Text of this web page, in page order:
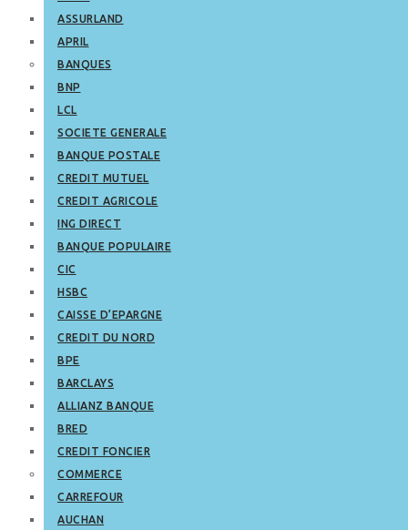
ASSURLAND
APRIL
BANQUES
BNP
LCL
SOCIETE GENERALE
BANQUE POSTALE
CREDIT MUTUEL
CREDIT AGRICOLE
ING DIRECT
BANQUE POPULAIRE
CIC
HSBC
CAISSE D’EPARGNE
CREDIT DU NORD
BPE
BARCLAYS
ALLIANZ BANQUE
BRED
CREDIT FONCIER
COMMERCE
CARREFOUR
AUCHAN